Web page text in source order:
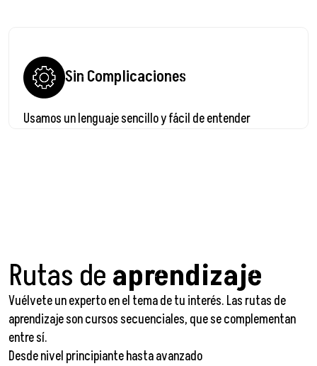
Sin Complicaciones
Usamos un lenguaje sencillo y fácil de entender
Rutas deaprendizaje
Vuélvete un experto en el tema de tu interés. Las rutas de
aprendizaje son cursos secuenciales, que se complementan
entre sí.
Desde nivel principiante hasta avanzado